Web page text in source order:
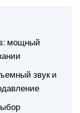
мощный
звук и